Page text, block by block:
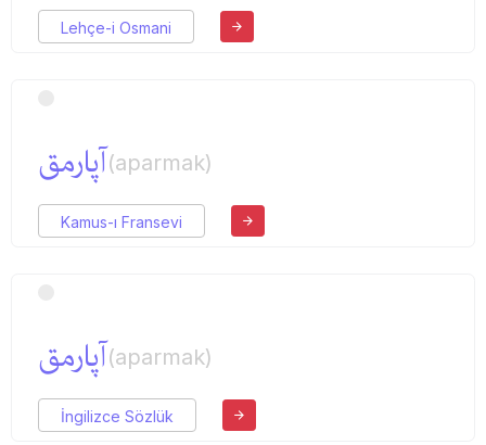
Lehçe-i Osmani
آپارمق(aparmak)
Kamus-ı Fransevi
آپارمق(aparmak)
İngilizce Sözlük